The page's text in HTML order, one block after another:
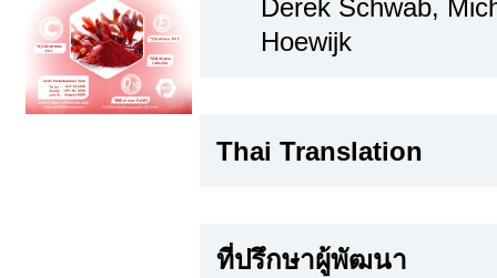
Derek Schwab,
Hoewijk
Thai Translation
ที่ปรึกษาผู้พัฒนา